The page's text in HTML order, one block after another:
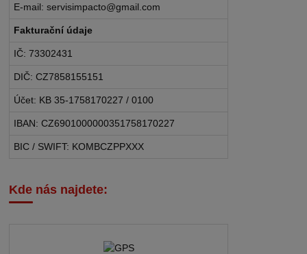
E-mail: servisimpacto@gmail.com
Fakturační údaje
IČ: 73302431
DIČ: CZ7858155151
Účet: KB 35-1758170227 / 0100
IBAN: CZ6901000000351758170227
BIC / SWIFT: KOMBCZPPXXX
Kde nás najdete: